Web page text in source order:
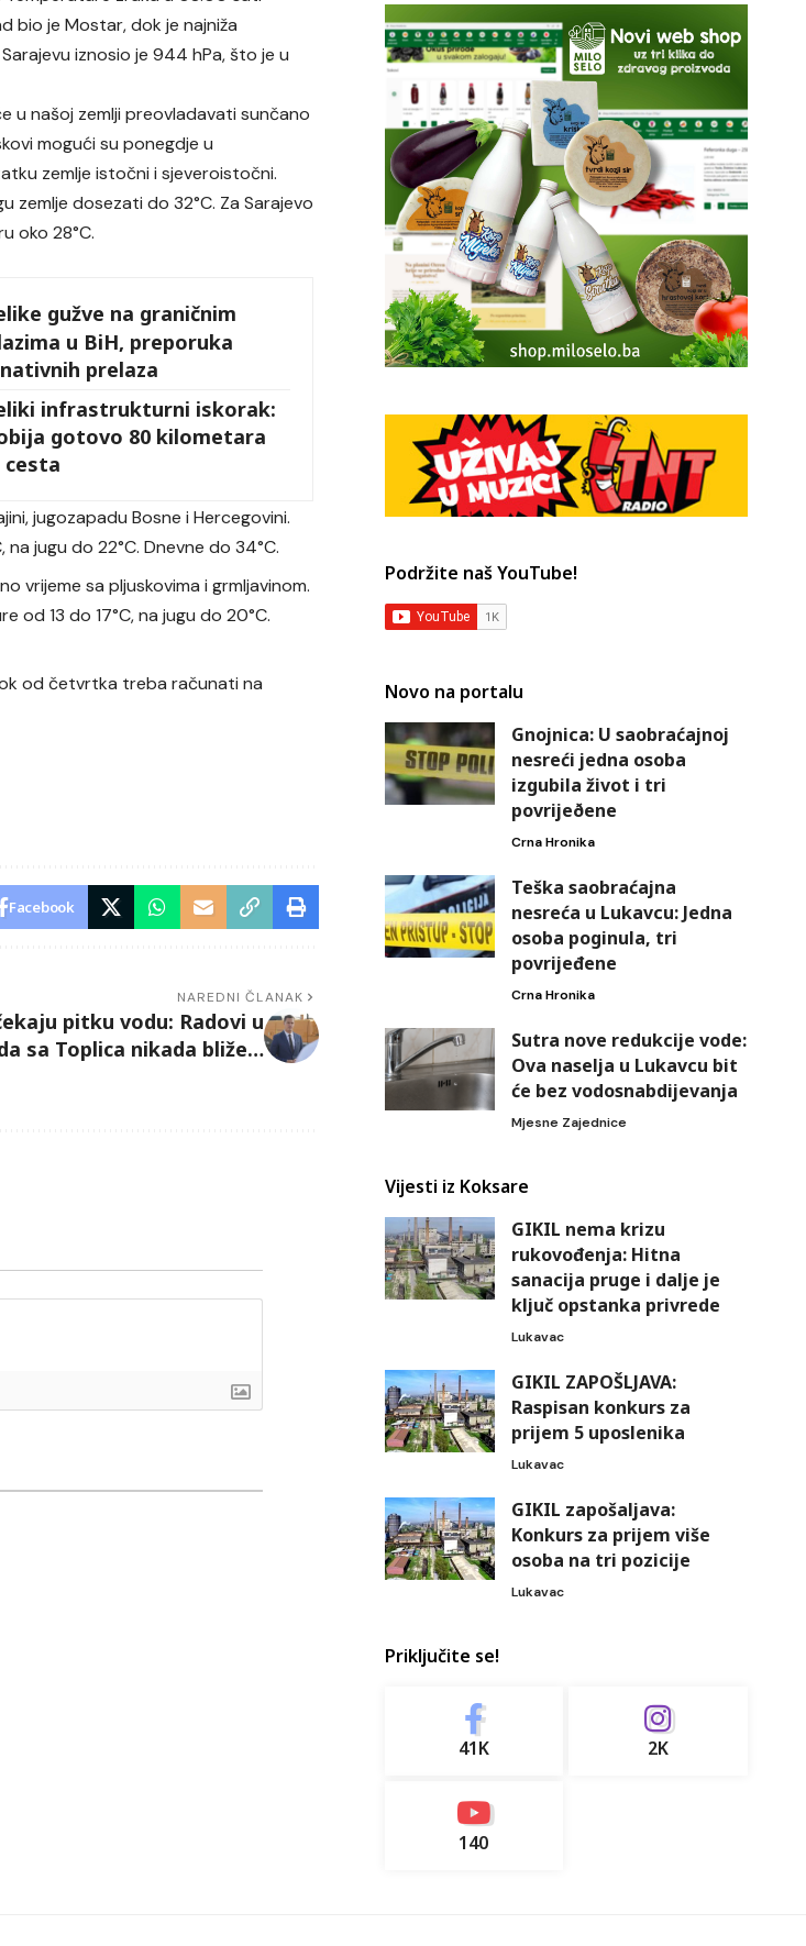
bio je Mostar, dok je najniža
iznosio je 944 hPa, što je u
u našoj zemlji preovladavati sunčano
mogući su ponegdje u
zemlje istočni i sjeveroistočni.
zemlje dosezati do 32°C. Za Sarajevo
oko 28°C.
gužve na graničnim
u BiH, preporuka
prelaza
infrastrukturni iskorak:
gotovo 80 kilometara
cesta
jugozapadu Bosne i Hercegovini.
jugu do 22°C. Dnevne do 34°C.
vrijeme sa pljuskovima i grmljavinom.
13 do 17°C, na jugu do 20°C.
od četvrtka treba računati na
Facebook
NAREDNI ČLANAK
pitku vodu: Radovi u
sa Toplica nikada bliže…
Podržite naš YouTube!
Novo na portalu
Gnojnica: U saobraćajnoj
nesreći jedna osoba
izgubila život i tri
povrijeðene
Crna Hronika
Teška saobraćajna
nesreća u Lukavcu: Jedna
osoba poginula, tri
povrijeđene
Crna Hronika
Sutra nove redukcije vode:
Ova naselja u Lukavcu bit
će bez vodosnabdijevanja
Mjesne Zajednice
Vijesti iz Koksare
GIKIL nema krizu
rukovođenja: Hitna
sanacija pruge i dalje je
ključ opstanka privrede
Lukavac
GIKIL ZAPOŠLJAVA:
Raspisan konkurs za
prijem 5 uposlenika
Lukavac
GIKIL zapošaljava:
Konkurs za prijem više
osoba na tri pozicije
Lukavac
Priključite se!
41K 2K
140